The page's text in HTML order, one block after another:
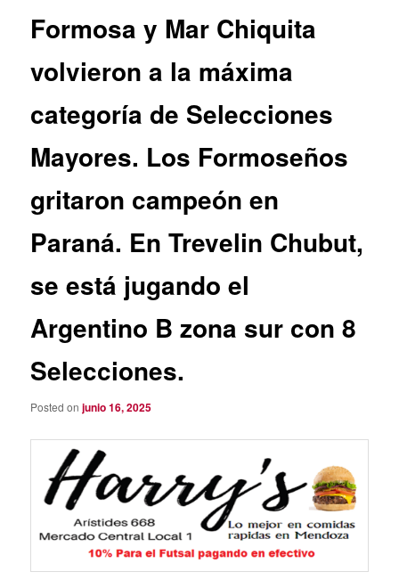
Formosa y Mar Chiquita
volvieron a la máxima
categoría de Selecciones
Mayores. Los Formoseños
gritaron campeón en
Paraná. En Trevelin Chubut,
se está jugando el
Argentino B zona sur con 8
Selecciones.
Posted onjunio 16, 2025